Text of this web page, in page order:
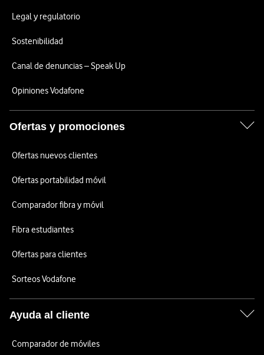
Legal y regulatorio
Sostenibilidad
Canal de denuncias – Speak Up
Opiniones Vodafone
Ofertas y promociones
Ofertas nuevos clientes
Ofertas portabilidad móvil
Comparador fibra y móvil
Fibra estudiantes
Ofertas para clientes
Sorteos Vodafone
Ayuda al cliente
Comparador de móviles